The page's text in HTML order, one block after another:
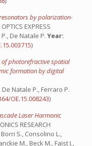
by polarization-
OPTICS EXPRESS
De Natale P. Year:
)
photorefractive spatial
formation by digital
Natale P., Ferraro P.
OE.15.008243)
Laser Harmonic
RESEARCH
S., Consolino L.,
M., Beck M., Faist J.,